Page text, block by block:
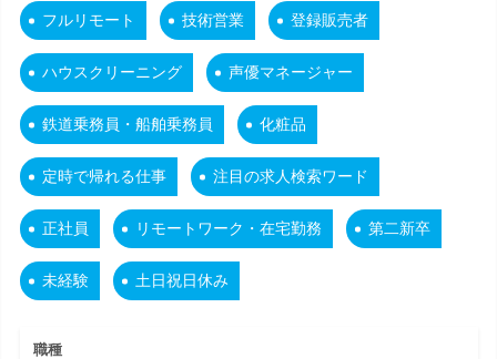
フルリモート 技術営業 登録販売者
ハウスクリーニング 声優マネージャー
鉄道乗務員・船舶乗務員 化粧品
定時で帰れる仕事 注目の求人検索ワード
正社員 リモートワーク・在宅勤務 第二新卒
未経験 土日祝日休み
職種